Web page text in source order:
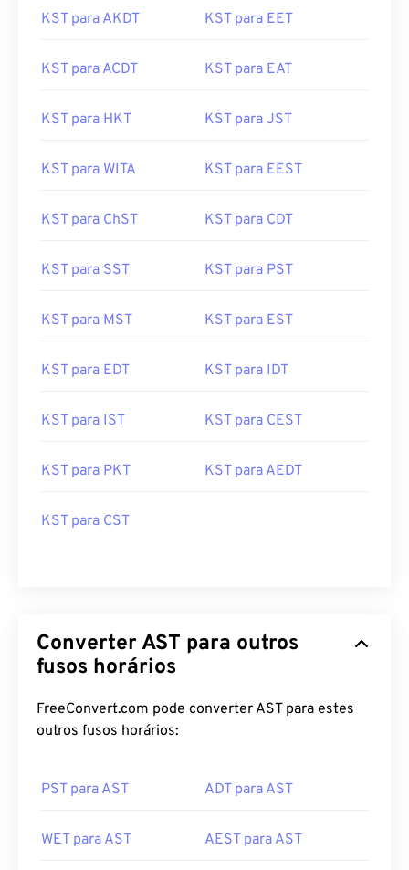
KST para AKDT KST para EET
KST para ACDT KST para EAT
KST para HKT KST para JST
KST para WITA KST para EEST
KST para ChST KST para CDT
KST para SST KST para PST
KST para MST KST para EST
KST para EDT KST para IDT
KST para IST KST para CEST
KST para PKT KST para AEDT
KST para CST
Converter AST para outros
fusos horários
FreeConvert.com pode converter AST para estes
outros fusos horários:
PST para AST ADT para AST
WET para AST AEST para AST